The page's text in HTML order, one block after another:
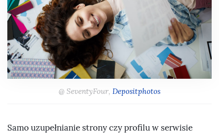
@ SeventyFour, Depositphotos
Samo uzupełnianie strony czy profilu w serwisie